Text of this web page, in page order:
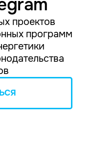
проектов
программ